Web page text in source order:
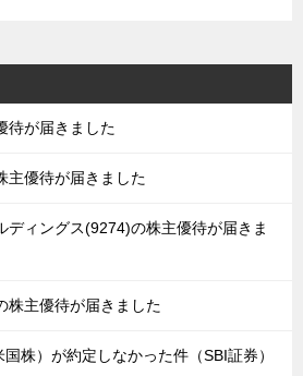
待が届きました
主優待が届きました
ディングス(9274)の株主優待が届きま
株主優待が届きました
株）が約定しなかった件（SBI証券）